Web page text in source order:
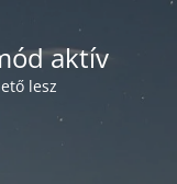
aktív
lesz